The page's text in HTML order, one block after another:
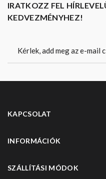
IRATKOZZ FEL
KEDVEZMÉNYHEZ!
KAPCSOLAT
INFORMÁCIÓK
SZÁLLÍTÁSI MÓDOK